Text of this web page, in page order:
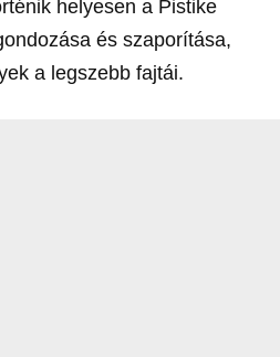
helyesen a Pistike
és szaporítása,
a legszebb fajtái.